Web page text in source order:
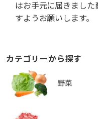
はお手元に届きまし
すようお願いします。
カテゴリーから探す